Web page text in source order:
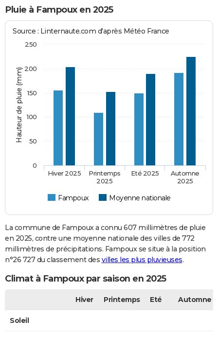
Pluie à Fampoux en 2025
Hauteur de pluie (mm)
Source : Linternaute.com d'après Météo France
Fampoux Moyenne nationale
Hiver 2025
Printemps
2025
Eté 2025
Automne
2025
0
50
100
150
200
250
La commune de Fampoux a connu 607 millimètres de pluie
en 2025, contre une moyenne nationale des villes de 772
millimètres de précipitations. Fampoux se situe à la position
n°26 727 du classement des villes les plus pluvieuses.
Climat à Fampoux par saison en 2025
Hiver Printemps Eté Automne
Soleil